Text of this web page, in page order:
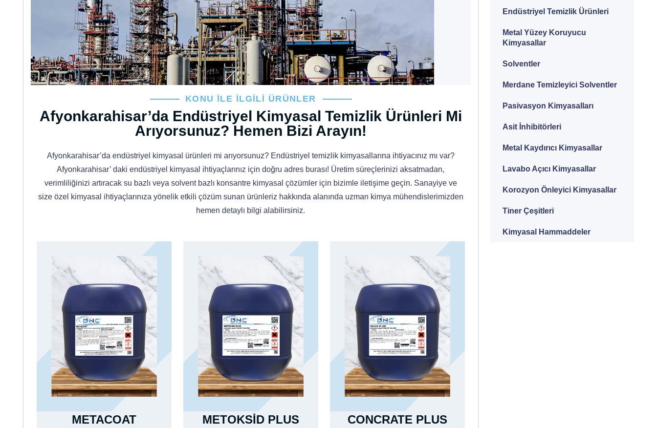
KONU İLE İLGILI ÜRÜNLER
Afyonkarahisar’da Endüstriyel Kimyasal Temizlik Ürünleri Mi
Arıyorsunuz? Hemen Bizi Arayın!
Afyonkarahisar’da endüstriyel kimyasal ürünleri mi arıyorsunuz? Endüstriyel temizlik kimyasallarına ihtiyacınız mı var?
Afyonkarahisar’ daki endüstriyel kimyasal ihtiyaçlarınız için doğru adres burası! Üretim süreçlerinizi aksatmadan,
verimliliğinizi artıracak su bazlı veya solvent bazlı konsantre kimyasal çözümler için bizimle iletişime geçin. Sanayiye ve
size özel kimyasal ihtiyaçlarınıza yönelik etkili çözüm sunan ürünleriz hakkında alanında uzman kimya mühendislerimizden
hemen detaylı bilgi alabilirsiniz.
METACOAT METOKSİD PLUS CONCRATE PLUS
Endüstriyel Temizlik Ürünleri
Metal Yüzey Koruyucu
Kimyasallar
Solventler
Merdane Temizleyici Solventler
Pasivasyon Kimyasalları
Asit İnhibitörleri
Metal Kaydırıcı Kimyasallar
Lavabo Açıcı Kimyasallar
Korozyon Önleyici Kimyasallar
Tiner Çeşitleri
Kimyasal Hammaddeler